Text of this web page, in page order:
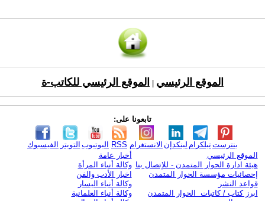
الموقع الرئيسي الموقع الرئيسي للكاتب-ة
تابعونا على:
الفيسبوك التويتر اليوتيوب RSS الانستغرام لينكدإن تيلكرامبنترست
الموقع الرئيسي
هيئة ادارة الحوار المتمدن - للإتصال بنا
إحصائيات مؤسسة الحوار المتمدن
قواعد النشر
ابرز كتاب / كاتبات الحوار المتمدن
أخبار عامة
وكالة أنباء المرأة
اخبار الأدب والفن
وكالة أنباء اليسار
وكالة أنباء العلمانية